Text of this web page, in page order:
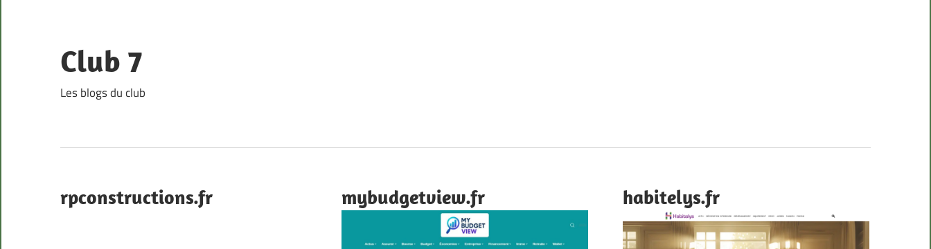
content
Club 7
Les blogs du club
rpconstructions.fr mybudgetview.fr habitelys.fr